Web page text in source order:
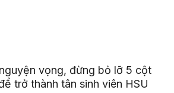
vọng, đừng bỏ lỡ 5 cột
trở thành tân sinh viên HSU